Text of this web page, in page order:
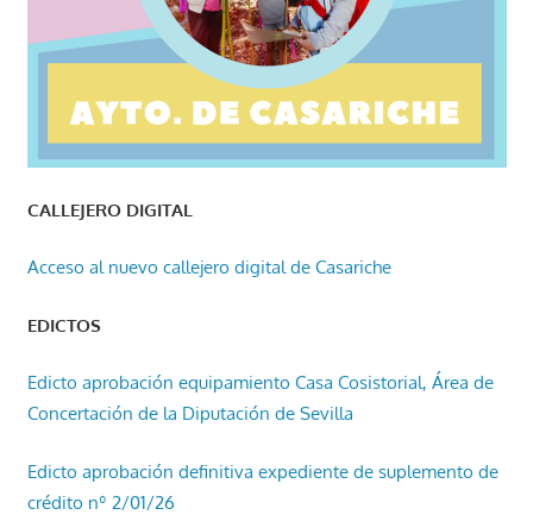
CALLEJERO DIGITAL
Acceso al nuevo callejero digital de Casariche
EDICTOS
Edicto aprobación equipamiento Casa Cosistorial, Área de
Concertación de la Diputación de Sevilla
Edicto aprobación definitiva expediente de suplemento de
crédito nº 2/01/26